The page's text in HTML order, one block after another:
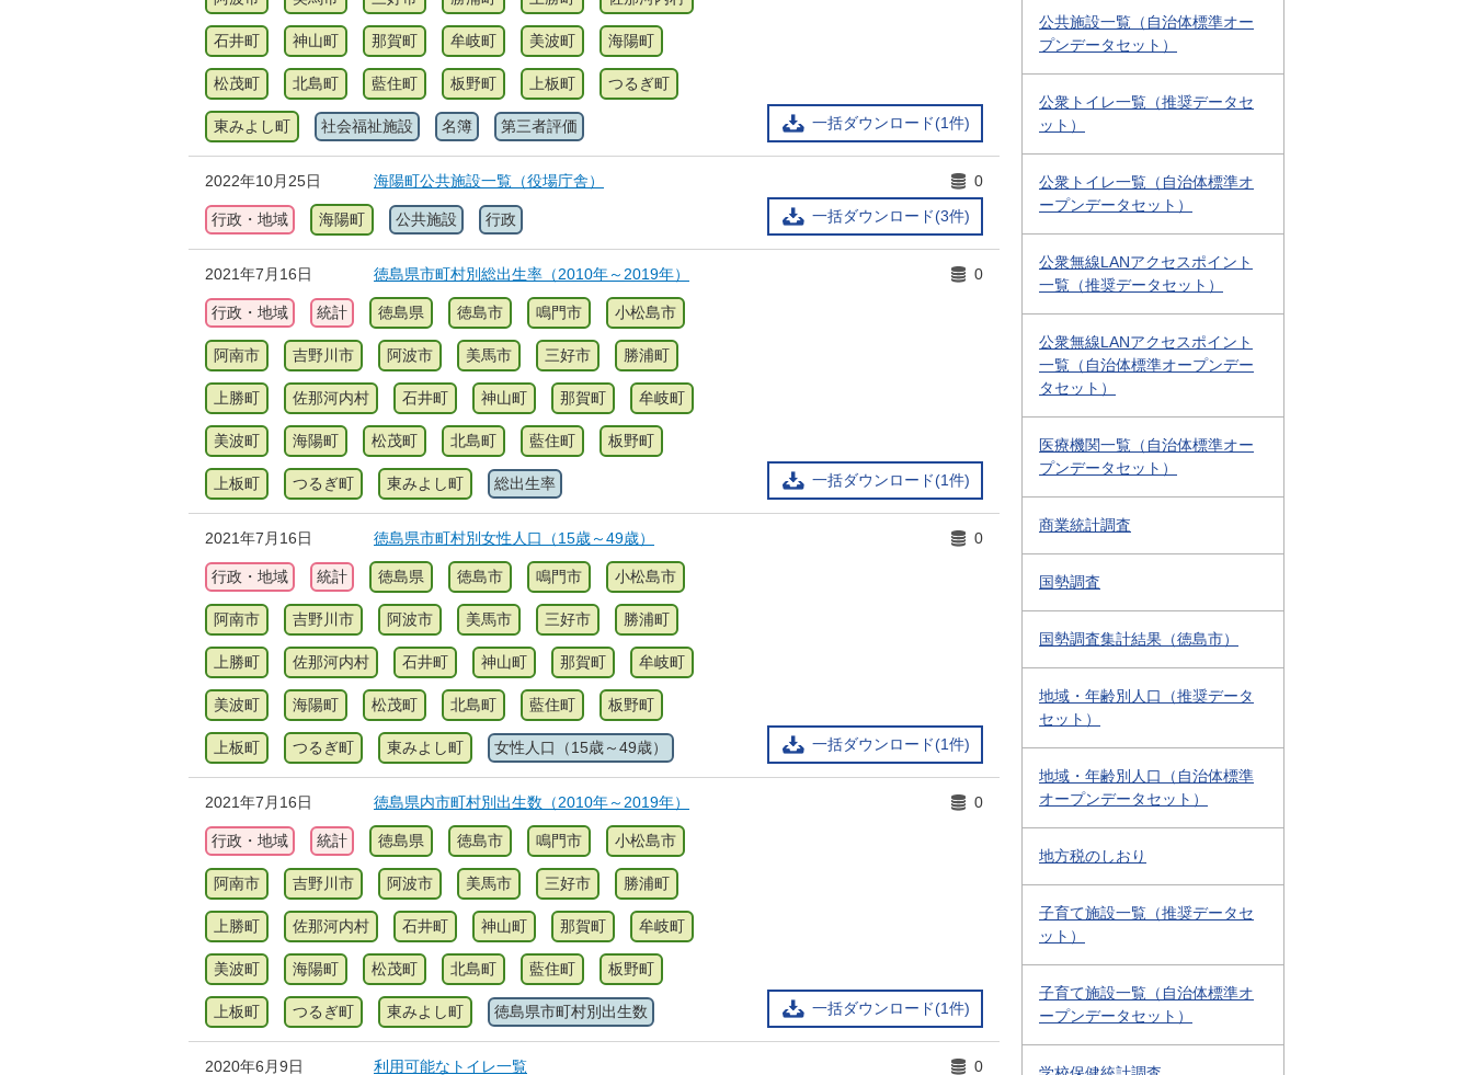
一括ダウンロード(1件)
石井町 神山町 那賀町 牟岐町 美波町 海陽町
松茂町 北島町 藍住町 板野町 上板町 つるぎ町
東みよし町 社会福祉施設 名簿 第三者評価
2022年10月25日
海陽町公共施設一覧（役場庁舎）
一括ダウンロード(3件)
0
行政・地域 海陽町 公共施設 行政
2021年7月16日 徳島県市町村別総出生率（2010年～2019年）
一括ダウンロード(1件)
0
行政・地域 統計 徳島県 徳島市 鳴門市 小松島市
阿南市 吉野川市 阿波市 美馬市 三好市 勝浦町
上勝町 佐那河内村 石井町 神山町 那賀町 牟岐町
美波町 海陽町 松茂町 北島町 藍住町 板野町
上板町 つるぎ町 東みよし町 総出生率
2021年7月16日 徳島県市町村別女性人口（15歳～49歳）
一括ダウンロード(1件)
0
行政・地域 統計 徳島県 徳島市 鳴門市 小松島市
阿南市 吉野川市 阿波市 美馬市 三好市 勝浦町
上勝町 佐那河内村 石井町 神山町 那賀町 牟岐町
美波町 海陽町 松茂町 北島町 藍住町 板野町
上板町 つるぎ町 東みよし町 女性人口（15歳～49歳）
2021年7月16日 徳島県内市町村別出生数（2010年～2019年）
一括ダウンロード(1件)
0
行政・地域 統計 徳島県 徳島市 鳴門市 小松島市
阿南市 吉野川市 阿波市 美馬市 三好市 勝浦町
上勝町 佐那河内村 石井町 神山町 那賀町 牟岐町
美波町 海陽町 松茂町 北島町 藍住町 板野町
上板町 つるぎ町 東みよし町 徳島県市町村別出生数
2020年6月9日 利用可能なトイレ一覧 0
公共施設一覧（自治体標準オー
プンデータセット）
公衆トイレ一覧（推奨データセ
ット）
公衆トイレ一覧（自治体標準オ
ープンデータセット）
公衆無線LANアクセスポイント
一覧（推奨データセット）
公衆無線LANアクセスポイント
一覧（自治体標準オープンデー
タセット）
医療機関一覧（自治体標準オー
プンデータセット）
商業統計調査
国勢調査
国勢調査集計結果（徳島市）
地域・年齢別人口（推奨データ
セット）
地域・年齢別人口（自治体標準
オープンデータセット）
地方税のしおり
子育て施設一覧（推奨データセ
ット）
子育て施設一覧（自治体標準オ
ープンデータセット）